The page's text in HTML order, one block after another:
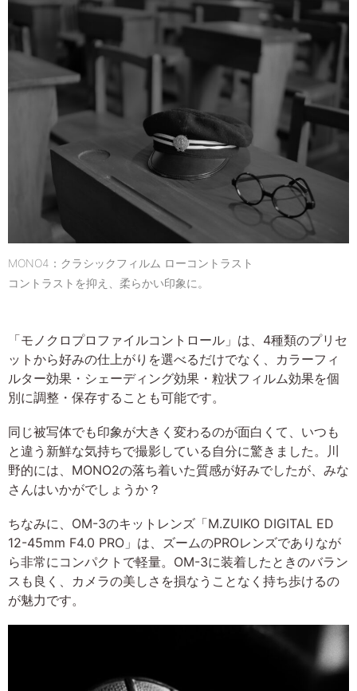
MONO4：クラシックフィルム ローコントラスト
コントラストを抑え、柔らかい印象に。
「モノクロプロファイルコントロール」は、4種類のプリセ
ットから好みの仕上がりを選べるだけでなく、カラーフィ
ルター効果・シェーディング効果・粒状フィルム効果を個
別に調整・保存することも可能です。
同じ被写体でも印象が大きく変わるのが面白くて、いつも
と違う新鮮な気持ちで撮影している自分に驚きました。川
野的には、MONO2の落ち着いた質感が好みでしたが、みな
さんはいかがでしょうか？
ちなみに、OM-3のキットレンズ「M.ZUIKO DIGITAL ED
12-45mm F4.0 PRO」は、ズームのPROレンズでありなが
ら非常にコンパクトで軽量。OM-3に装着したときのバラン
スも良く、カメラの美しさを損なうことなく持ち歩けるの
が魅力です。